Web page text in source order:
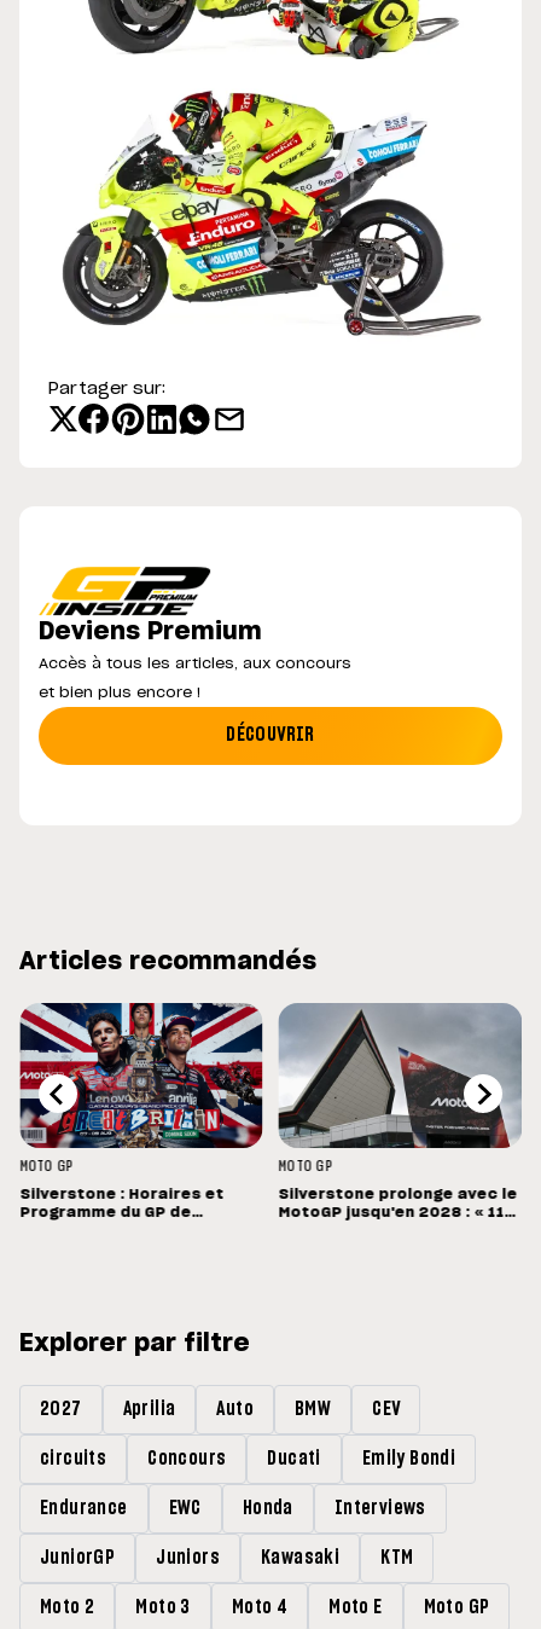
Partager sur:
Deviens Premium
Accès à tous les articles, aux concours
et bien plus encore !
DÉCOUVRIR
Articles recommandés
MOTO GP
Silverstone : Horaires et
Programme du GP de
MOTO GP
Silverstone prolonge avec le
MotoGP jusqu'en 2028 : « 11
Explorer par filtre
2027 Aprilia Auto BMW CEV
circuits Concours Ducati Emily Bondi
Endurance EWC Honda Interviews
JuniorGP Juniors Kawasaki KTM
Moto 2 Moto 3 Moto 4 Moto E Moto GP